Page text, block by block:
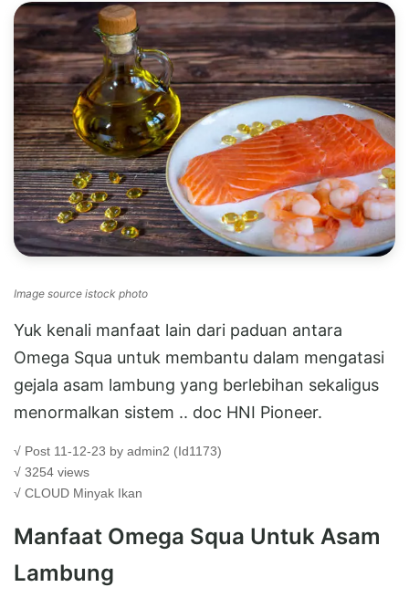
Image source istock photo
Yuk kenali manfaat lain dari paduan antara
Omega Squa untuk membantu dalam mengatasi
gejala asam lambung yang berlebihan sekaligus
menormalkan sistem .. doc HNI Pioneer.
√ Post 11-12-23 by admin2 (Id1173)
√ 3254 views
√ CLOUD Minyak Ikan
Manfaat Omega Squa Untuk Asam
Lambung